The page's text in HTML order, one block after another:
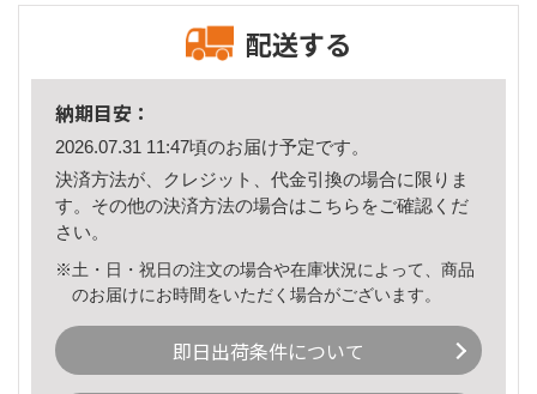
配送する
納期目安：
2026.07.31 11:47頃のお届け予定です。
決済方法が、クレジット、代金引換の場合に限りま
す。その他の決済方法の場合はこちら をご確認くだ
さい。
※土・日・祝日の注文の場合や在庫状況によって、商品
のお届けにお時間をいただく場合がございます。
即日出荷条件について